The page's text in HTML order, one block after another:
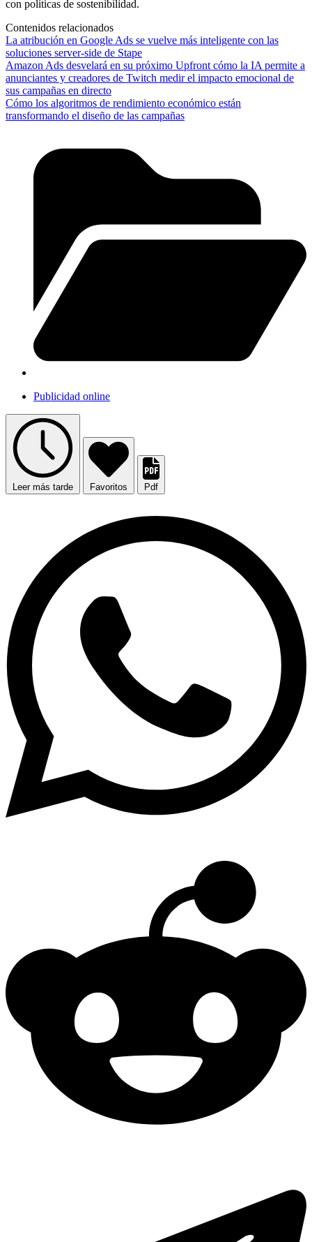
con políticas de sostenibilidad.
Contenidos relacionados
La atribución en Google Ads se vuelve más inteligente con las
soluciones server-side de Stape
Amazon Ads desvelará en su próximo Upfront cómo la IA permite a
anunciantes y creadores de Twitch medir el impacto emocional de
sus campañas en directo
Cómo los algoritmos de rendimiento económico están
transformando el diseño de las campañas
Publicidad online
Leer más tarde Favoritos Pdf